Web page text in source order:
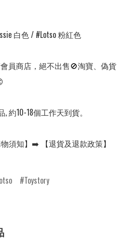
白色 / #Lotso 粉紅色
員商店，絕不出售🚫淘寶、偽貨
約10-18個工作天到貨。
須知】➡️ 【退貨及退款政策】
Toystory